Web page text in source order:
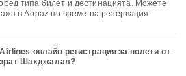
типа билет и дестинацията. Можете
в Airpaz по време на резервация.
онлайн регистрация за полети от
Шахджалал?